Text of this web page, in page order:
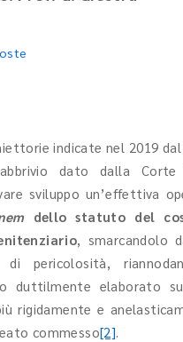
indicate nel 2019 dal
dato dalla Corte
sviluppo un’effettiva
dello statuto del
, smarcandolo
di pericolosità,
duttilmente elaborato
rigidamente e
commesso[2].